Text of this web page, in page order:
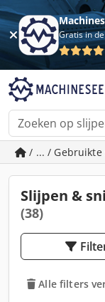
Gratis in
/ ... /
Slijpen &
(38)
Alle filters